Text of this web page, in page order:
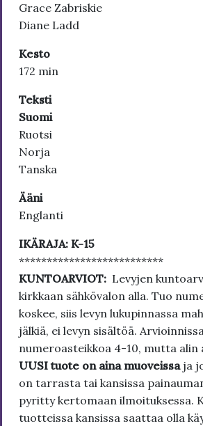
Grace Zabriskie
Diane Ladd
Kesto
172 min
Teksti
Suomi
Ruotsi
Norja
Tanska
Ääni
Englanti
IKÄRAJA: K-15
**************************
KUNTOARVIOT: Levyjen
kirkkaan sähkövalon alla. Tuo
koskee, siis levyn lukupinnassa
jälkiä, ei levyn sisältöä.
numeroasteikkoa 4-10, mutta alin
UUSI tuote on aina muoveissa ja
on tarrasta tai kansissa
pyritty kertomaan ilmoituksessa.
tuotteissa kansissa saattaa olla